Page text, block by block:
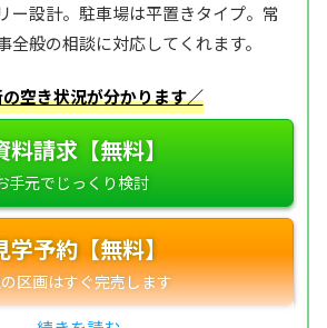
ー設計。駐車場は平置きタイプ。常
全般の相談に対応してくれます。
空き状況が分かります／
料請求【無料】
学予約【無料】